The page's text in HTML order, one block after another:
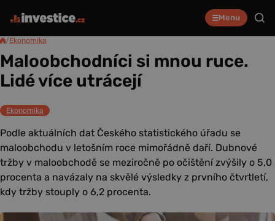
Menu
/Ekonomika
Maloobchodníci si mnou ruce.
Lidé více utrácejí
Ekonomika
Podle aktuálních dat Českého statistického úřadu se
maloobchodu v letošním roce mimořádně daří. Dubnové
tržby v maloobchodě se meziročně po očištění zvýšily o 5,0
procenta a navázaly na skvělé výsledky z prvního čtvrtletí,
kdy tržby stouply o 6,2 procenta.